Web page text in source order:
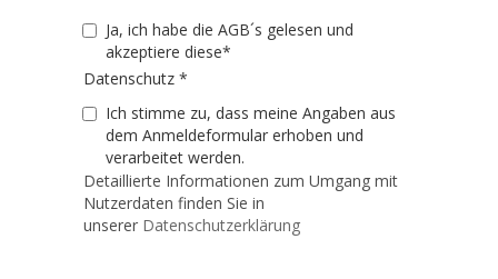
Ja, ich habe die AGB´s gelesen und
akzeptiere diese*
Datenschutz *
Ich stimme zu, dass meine Angaben aus
dem Anmeldeformular erhoben und
verarbeitet werden.
Detaillierte Informationen zum Umgang mit
Nutzerdaten finden Sie in
unserer Datenschutzerklärung